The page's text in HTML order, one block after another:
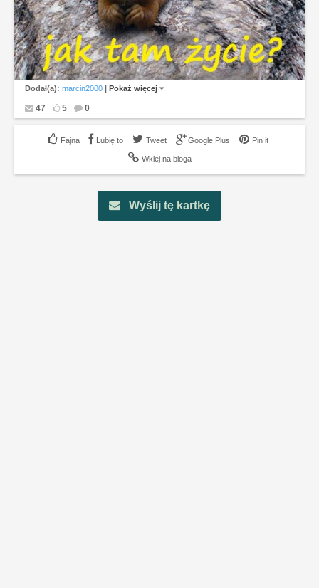
Dodał(a): marcin2000 | Pokaż więcej
47 5 0
Lubię to Tweet Google Plus Pin it
Wklej na bloga
Wyślij tę kartkę